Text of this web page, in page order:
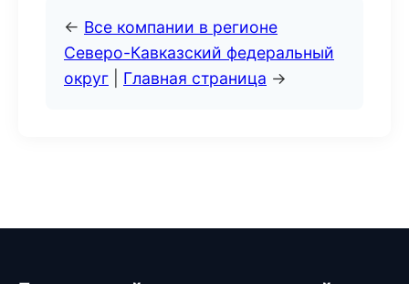
← Все компании в регионе
Северо-Кавказский федеральный
округ
Главная страница →